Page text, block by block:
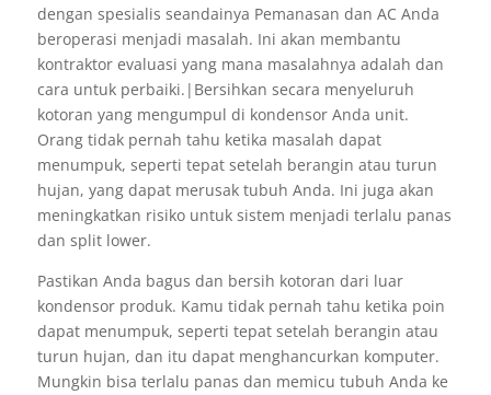
dengan spesialis seandainya Pemanasan dan AC Anda
beroperasi menjadi masalah. Ini akan membantu
kontraktor evaluasi yang mana masalahnya adalah dan
cara untuk perbaiki.|Bersihkan secara menyeluruh
kotoran yang mengumpul di kondensor Anda unit.
Orang tidak pernah tahu ketika masalah dapat
menumpuk, seperti tepat setelah berangin atau turun
hujan, yang dapat merusak tubuh Anda. Ini juga akan
meningkatkan risiko untuk sistem menjadi terlalu panas
dan split lower.
Pastikan Anda bagus dan bersih kotoran dari luar
kondensor produk. Kamu tidak pernah tahu ketika poin
dapat menumpuk, seperti tepat setelah berangin atau
turun hujan, dan itu dapat menghancurkan komputer.
Mungkin bisa terlalu panas dan memicu tubuh Anda ke